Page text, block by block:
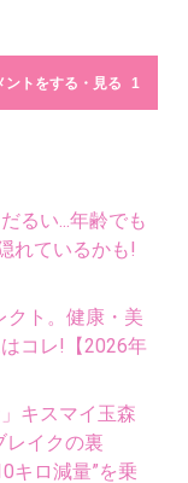
ントをする・見る
るい...年齢でも
れているかも!
ト。健康・美
コレ!【2026年
キスマイ玉森
レイクの裏
キロ減量”を乗